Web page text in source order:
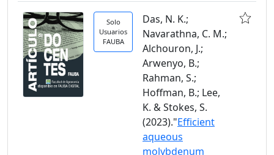
Solo
Usuarios
FAUBA
Das, N. K.;
Navarathna, C. M.;
Alchouron, J.;
Arwenyo, B.;
Rahman, S.;
Hoffman, B.; Lee,
K. & Stokes, S.
(2023)."Efficient
aqueous
molybdenum